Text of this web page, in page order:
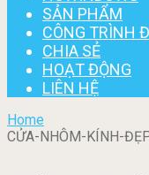
SẢN PHẨM
CÔNG TRÌNH
CHIA SẺ
HOẠT ĐỘNG
LIÊN HỆ
Home
CỬA-NHÔM-KÍNH-